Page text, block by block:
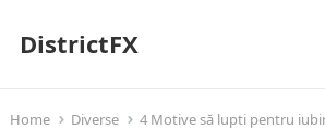
DistrictFX
Home Diverse 4 Motive să lupti pentru